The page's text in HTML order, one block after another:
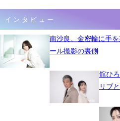
インタビュー
南沙良、金密輸に手
ール撮影の裏側
舘ひ
リブ